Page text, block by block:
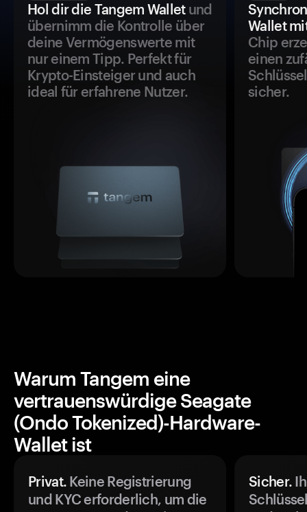
Hol dir die Tangem Walletund
übernimm die Kontrolle über
deine Vermögenswerte mit
nur einem Tipp. Perfekt für
Krypto-Einsteiger und auch
ideal für erfahrene Nutzer.
Wallet
Chip
einen
sicher.
Warum Tangem eine
vertrauenswürdige Seagate
(Ondo Tokenized)-Hardware-
Wallet ist
Privat. Keine Registrierung
und KYC erforderlich, um die
Sicher.